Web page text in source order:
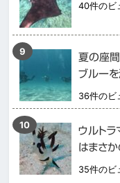
40件のビ
夏の座間
ブルー
36件のビ
ウルト
はまさか
35件のビ